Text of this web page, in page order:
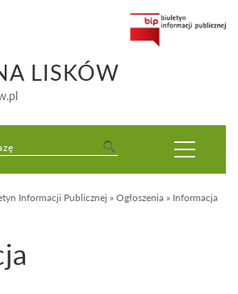
LISKÓW
Informacji Publicznej » Ogłoszenia » Informacja